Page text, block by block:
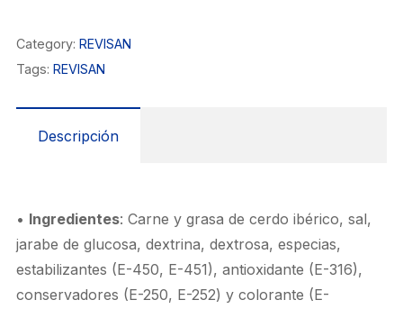
Category: REVISAN
Tags: REVISAN
Descripción
• Ingredientes: Carne y grasa de cerdo ibérico, sal,
jarabe de glucosa, dextrina, dextrosa, especias,
estabilizantes (E-450, E-451), antioxidante (E-316),
conservadores (E-250, E-252) y colorante (E-